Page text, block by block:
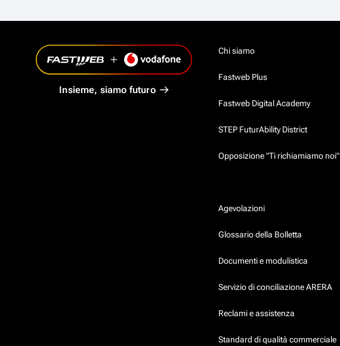
Insieme, siamo futuro
Chi siamo
Fastweb Plus
Fastweb Digital Academy
STEP FuturAbility District
Opposizione "Ti richiamiamo noi"
Agevolazioni
Glossario della Bolletta
Documenti e modulistica
Servizio di conciliazione ARERA
Reclami e assistenza
Standard di qualità commerciale